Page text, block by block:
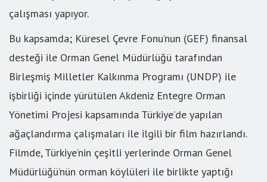
çalışması yapıyor.
Bu kapsamda; Küresel Çevre Fonu’nun (GEF) finansal
desteği ile Orman Genel Müdürlüğü tarafından
Birleşmiş Milletler Kalkınma Programı (UNDP) ile
işbirliği içinde yürütülen Akdeniz Entegre Orman
Yönetimi Projesi kapsamında Türkiye’de yapılan
ağaçlandırma çalışmaları ile ilgili bir film hazırlandı.
Filmde, Türkiye’nin çeşitli yerlerinde Orman Genel
Müdürlüğü’nün orman köylüleri ile birlikte yaptığı